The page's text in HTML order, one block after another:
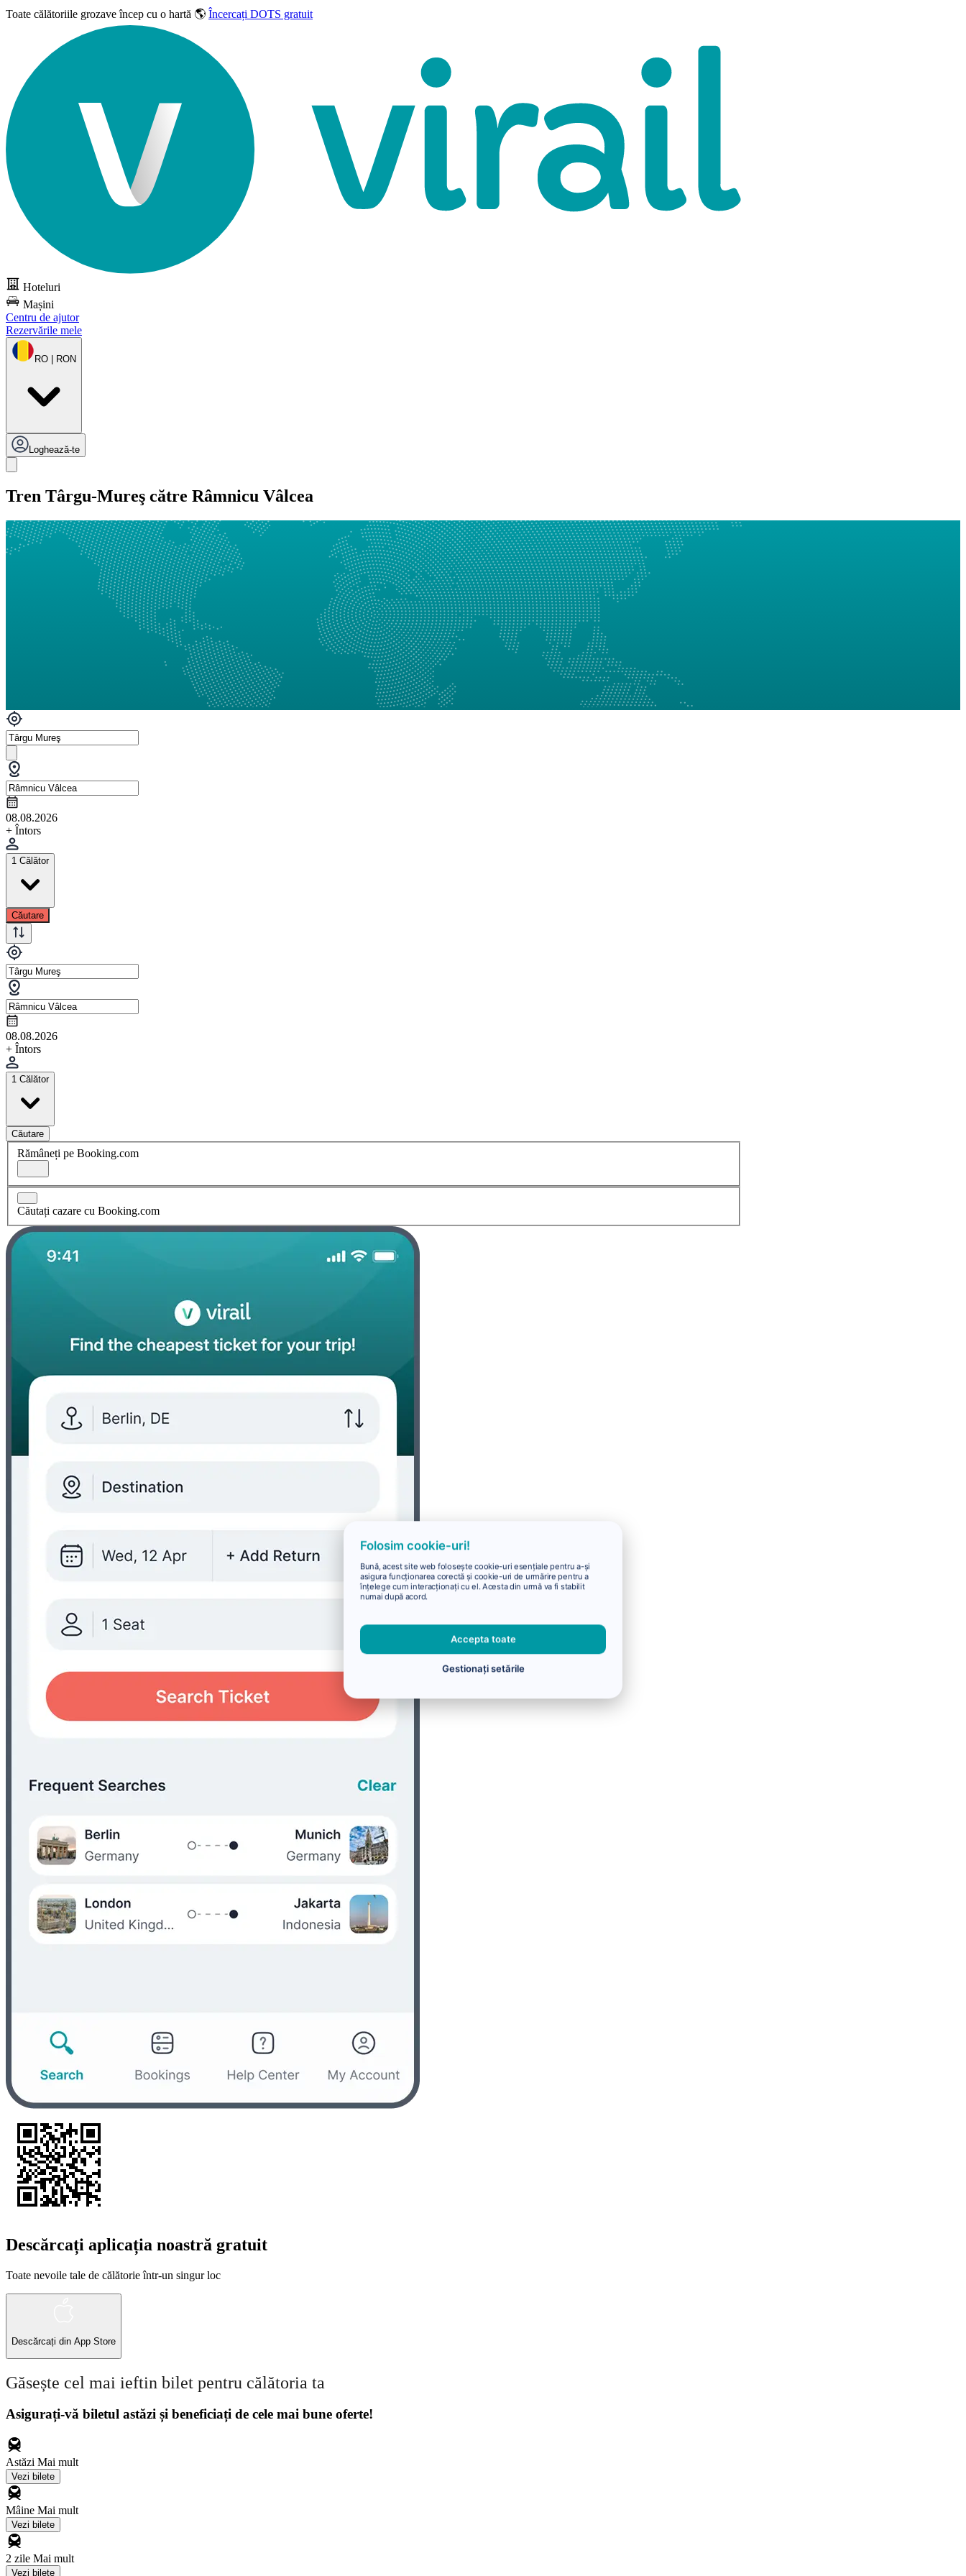
Toate călătoriile grozaveîncep cu o hartă 🌎 Încercați DOTS gratuit
Hoteluri
Mașini
Centru de ajutor
Rezervările mele
RO | RON
Loghează-te
Tren Târgu-Mureş către Râmnicu Vâlcea
08.08.2026
+ Întors
1 Călător
Căutare
08.08.2026
+ Întors
1 Călător
Căutare
Rămâneți pe Booking.com
Căutați cazare cu Booking.com
Descărcați aplicația noastră gratuit
Toate nevoile tale de călătorie într-un singur loc
Descărcați din App Store
Găsește cel mai ieftin bilet pentru călătoria ta
Asigurați-vă biletul astăzi și beneficiați de cele mai bune oferte!
Astăzi Mai mult
Vezi bilete
Mâine Mai mult
Vezi bilete
2 zile Mai mult
Vezi bilete
Folosim cookie-uri!
Bună, acest site web folosește cookie-uri esențiale pentru a-și
asigura funcționarea corectă și cookie-uri de urmărire pentru a
înțelege cum interacționați cu el. Acesta din urmă va fi stabilit
numai după acord.
Accepta toate
Gestionați setările